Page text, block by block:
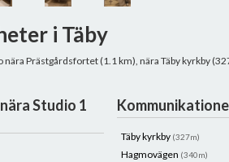
i Täby
nära Prästgårdsfortet (1.1 km), nära Täby kyrkby
Studio 1
Täby kyrkby (327m)
Hagmovägen (340m)